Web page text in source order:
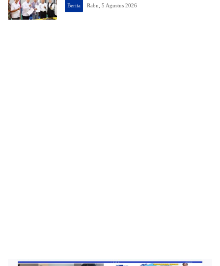
Berita Rabu, 5 Agustus 2026